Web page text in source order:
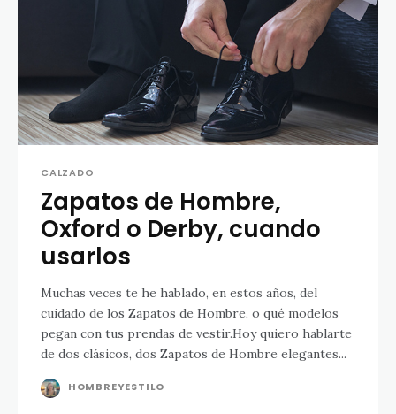
CALZADO
Zapatos de Hombre,
Oxford o Derby, cuando
usarlos
Muchas veces te he hablado, en estos años, del
cuidado de los Zapatos de Hombre, o qué modelos
pegan con tus prendas de vestir.Hoy quiero hablarte
de dos clásicos, dos Zapatos de Hombre elegantes...
HOMBREYESTILO